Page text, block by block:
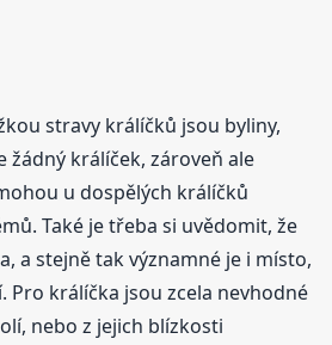
stravy králíčků jsou byliny,
králíček, zároveň ale
u dospělých králíčků
Také je třeba si uvědomit, že
a stejně tak významné je i místo,
Pro králíčka jsou zcela nevhodné
nebo z jejich blízkosti